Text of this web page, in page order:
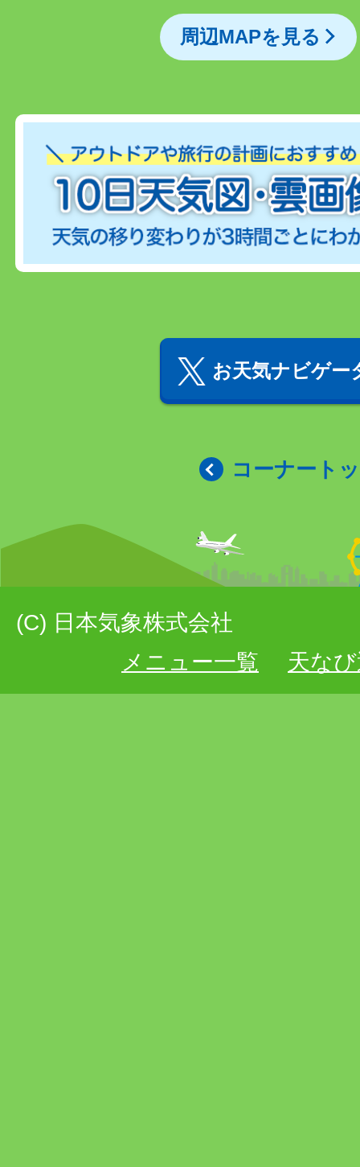
周辺MAPを見る
お天気ナビゲー
コーナート
(C) 日本気象株式会社
メニュー一覧
天な